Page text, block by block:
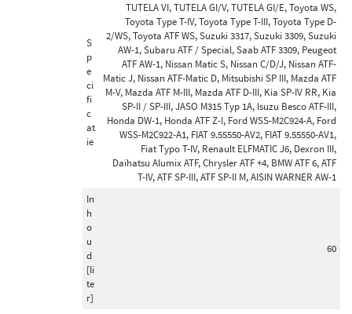
S
p
e
ci
fi
c
at
ie
TUTELA VI, TUTELA GI/V, TUTELA GI/E, Toyota WS,
Toyota Type T-IV, Toyota Type T-III, Toyota Type D-
2/WS, Toyota ATF WS, Suzuki 3317, Suzuki 3309, Suzuki
AW-1, Subaru ATF / Special, Saab ATF 3309, Peugeot
ATF AW-1, Nissan Matic S, Nissan C/D/J, Nissan ATF-
Matic J, Nissan ATF-Matic D, Mitsubishi SP III, Mazda ATF
M-V, Mazda ATF M-III, Mazda ATF D-III, Kia SP-IV RR, Kia
SP-II / SP-III, JASO M315 Typ 1A, Isuzu Besco ATF-III,
Honda DW-1, Honda ATF Z-I, Ford WSS-M2C924-A, Ford
WSS-M2C922-A1, FIAT 9.55550-AV2, FIAT 9.55550-AV1,
Fiat Typo T-IV, Renault ELFMATIC J6, Dexron III,
Daihatsu Alumix ATF, Chrysler ATF +4, BMW ATF 6, ATF
T-IV, ATF SP-III, ATF SP-II M, AISIN WARNER AW-1
In
h
o
u
d
[li
te
r]
60